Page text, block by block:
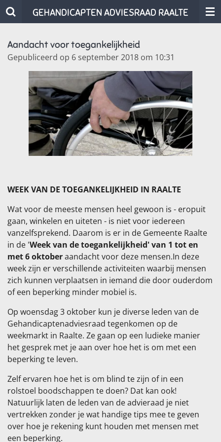
Ga
direct
de
hoofdinhoud
GEHANDICAPTEN ADVIESRAAD RAALTE
Aandacht voor toegankelijkheid
Gepubliceerd op 6 september 2018 om 10:31
WEEK VAN DE TOEGANKELIJKHEID IN RAALTE
Wat voor de meeste mensen heel gewoon is - eropuit
gaan, winkelen en uiteten - is niet voor iedereen
vanzelfsprekend. Daarom is er in de Gemeente Raalte
in de 'Week van de toegankelijkheid' van 1 tot en
met 6 oktoberaandacht voor deze mensen.In deze
week zijn er verschillende activiteiten waarbij mensen
zich kunnen verplaatsen in iemand die door ouderdom
of een beperking minder mobiel is.
Op woensdag 3 oktober kun je diverse leden van de
Gehandicaptenadviesraad tegenkomen op de
weekmarkt in Raalte. Ze gaan op een ludieke manier
het gesprek met je aan over hoe het is om met een
beperking te leven.
Zelf ervaren hoe het is om blind te zijn of in een
rolstoel boodschappen te doen? Dat kan ook!
Natuurlijk laten de leden van de advieraad je niet
vertrekken zonder je wat handige tips mee te geven
over hoe je rekening kunt houden met mensen met
een beperking.